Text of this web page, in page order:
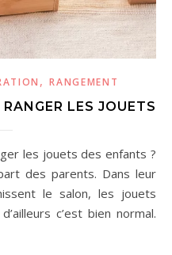
,RANGEMENT
LES JOUETS
des parents. Dans leur
le salon, les jouets
c’est bien normal.